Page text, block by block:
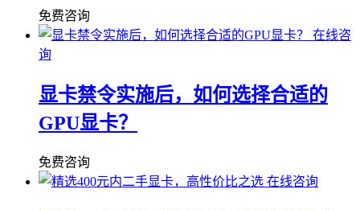
免费咨询
在线咨
询
显卡禁令实施后，如何选择合适的
GPU显卡？
免费咨询
在线咨询